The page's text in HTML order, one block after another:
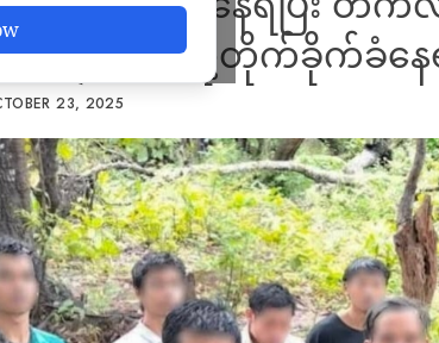
င်းများပိတ်ဆို့တိုက်ခိုက်ခံနေ
23, 2025